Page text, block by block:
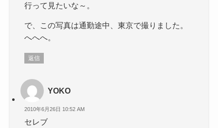
行って見たいな～。
で、この写真は通勤途中、東京で撮りました。
へへへ。
返信
YOKO
2010年6月26日 10:52 AM
セレブ